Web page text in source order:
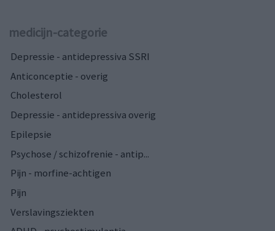
medicijn-categorie
Depressie - antidepressiva SSRI
Anticonceptie - overig
Cholesterol
Depressie - antidepressiva overig
Epilepsie
Psychose / schizofrenie - antip...
Pijn - morfine-achtigen
Pijn
Verslavingsziekten